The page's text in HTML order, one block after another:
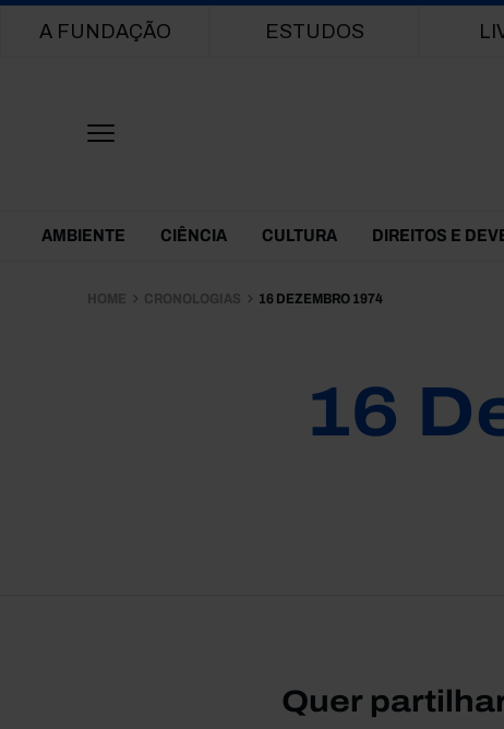
Main navigation
A FUNDAÇÃO ESTUDOS
Themes Menu
AMBIENTE CIÊNCIA CULTURA DIREITOS E
HOME CRONOLOGIAS 16 DEZEMBRO 1974
16
Quer